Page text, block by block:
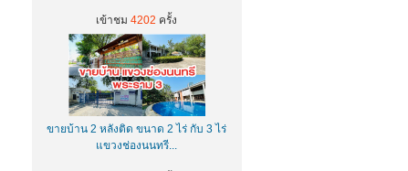
เข้าชม 4202 ครั้ง
ขายบ้าน 2 หลังติด ขนาด 2 ไร่ กับ 3 ไร่
แขวงช่องนนทรี...